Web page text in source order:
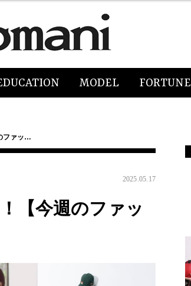
MODEL FORTUNE
ファッ…
2025.05.17
【今週のファッ